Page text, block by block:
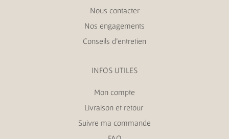
Nous contacter
Nos engagements
Conseils d’entretien
INFOS UTILES
Mon compte
Livraison et retour
Suivre ma commande